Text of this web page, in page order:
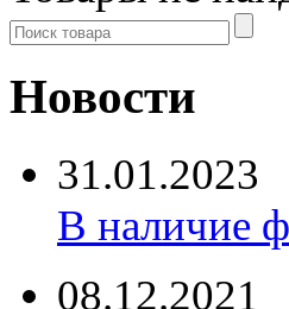
Новости
31.01.2023
В наличие
08.12.2021